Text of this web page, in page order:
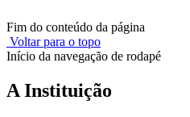
Fim do conteúdo da página
Voltar para o topo
Início da navegação de rodapé
A Instituição